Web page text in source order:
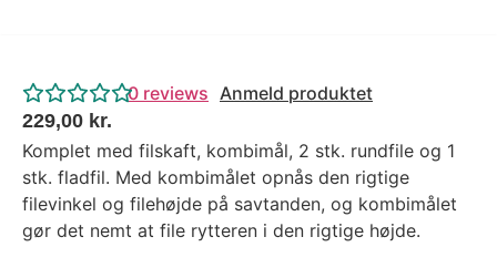
0 reviews Anmeld produktet
229,00 kr.
Komplet med filskaft, kombimål, 2 stk. rundfile og 1
stk. fladfil. Med kombimålet opnås den rigtige
filevinkel og filehøjde på savtanden, og kombimålet
gør det nemt at file rytteren i den rigtige højde.